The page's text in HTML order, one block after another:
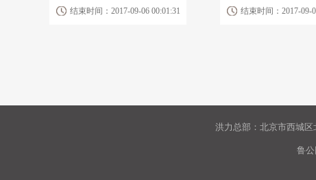
结束时间：2017-09-06 00:01:31 结束时间：2017-09-
洪力总部：北京市西城
鲁